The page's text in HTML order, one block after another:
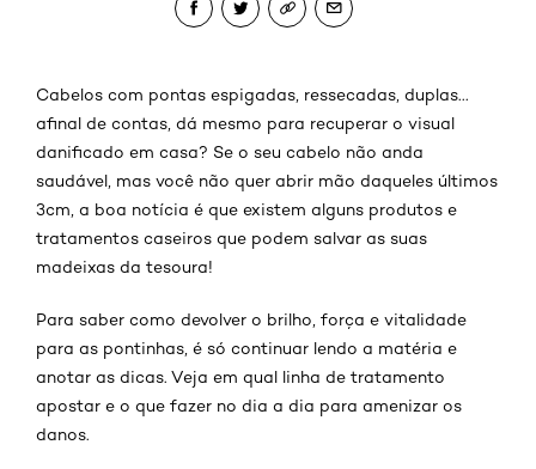
Cabelos com pontas espigadas, ressecadas, duplas...
afinal de contas, dá mesmo para recuperar o visual
danificado em casa? Se o seu cabelo não anda
saudável, mas você não quer abrir mão daqueles últimos
3cm, a boa notícia é que existem alguns produtos e
tratamentos caseiros que podem salvar as suas
madeixas da tesoura!
Para saber como devolver o brilho, força e vitalidade
para as pontinhas, é só continuar lendo a matéria e
anotar as dicas. Veja em qual linha de tratamento
apostar e o que fazer no dia a dia para amenizar os
danos.